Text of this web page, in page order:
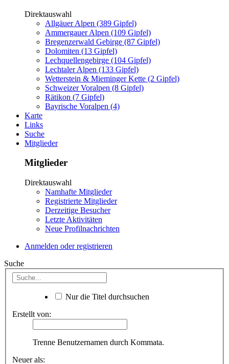
Direktauswahl
Allgäuer Alpen (389 Gipfel)
Ammergauer Alpen (109 Gipfel)
Bregenzerwald Gebirge (87 Gipfel)
Dolomiten (13 Gipfel)
Lechquellengebirge (104 Gipfel)
Lechtaler Alpen (133 Gipfel)
Wetterstein & Mieminger Kette (2 Gipfel)
Schweizer Voralpen (8 Gipfel)
Rätikon (7 Gipfel)
Bayrische Voralpen (4)
Karte
Links
Suche
Mitglieder
Mitglieder
Direktauswahl
Namhafte Mitglieder
Registrierte Mitglieder
Derzeitige Besucher
Letzte Aktivitäten
Neue Profilnachrichten
Anmelden oder registrieren
Suche
Nur die Titel durchsuchen
Erstellt von:
Trenne Benutzernamen durch Kommata.
Neuer als: